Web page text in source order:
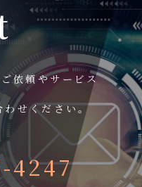
依頼やサービス
わせください。
4247